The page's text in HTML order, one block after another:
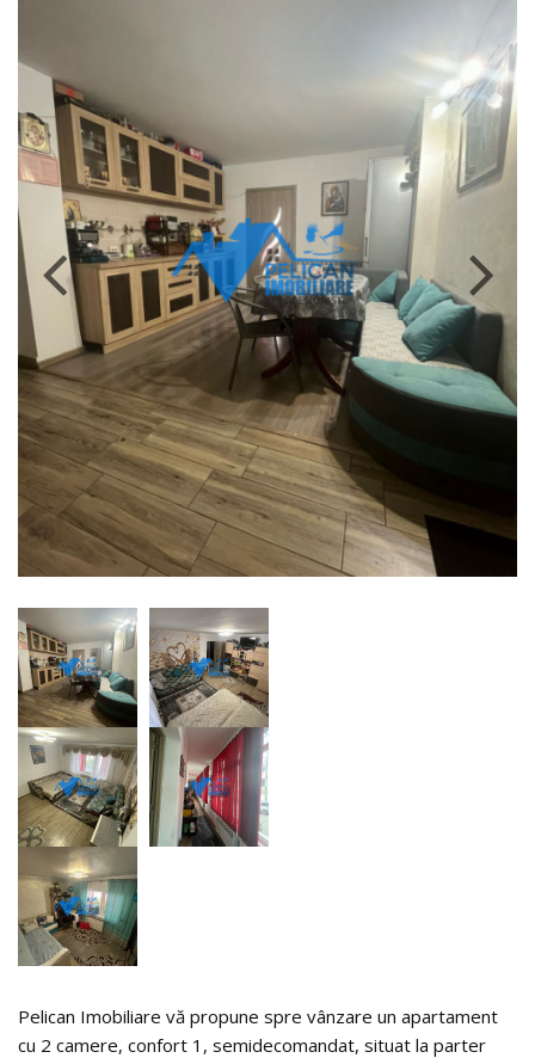
Pelican Imobiliare vă propune spre vânzare un apartament
cu 2 camere, confort 1, semidecomandat, situat la parter